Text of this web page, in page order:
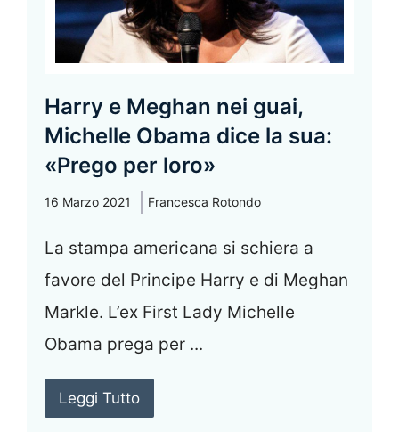
Harry e Meghan nei guai,
Michelle Obama dice la sua:
«Prego per loro»
16 Marzo 2021 Francesca Rotondo
La stampa americana si schiera a
favore del Principe Harry e di Meghan
Markle. L’ex First Lady Michelle
Obama prega per ...
Leggi Tutto